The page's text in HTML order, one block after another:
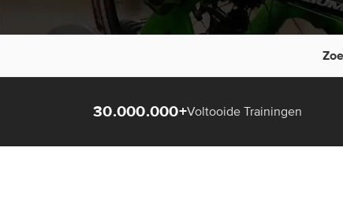
Voltooide Trainingen
30.000.000+